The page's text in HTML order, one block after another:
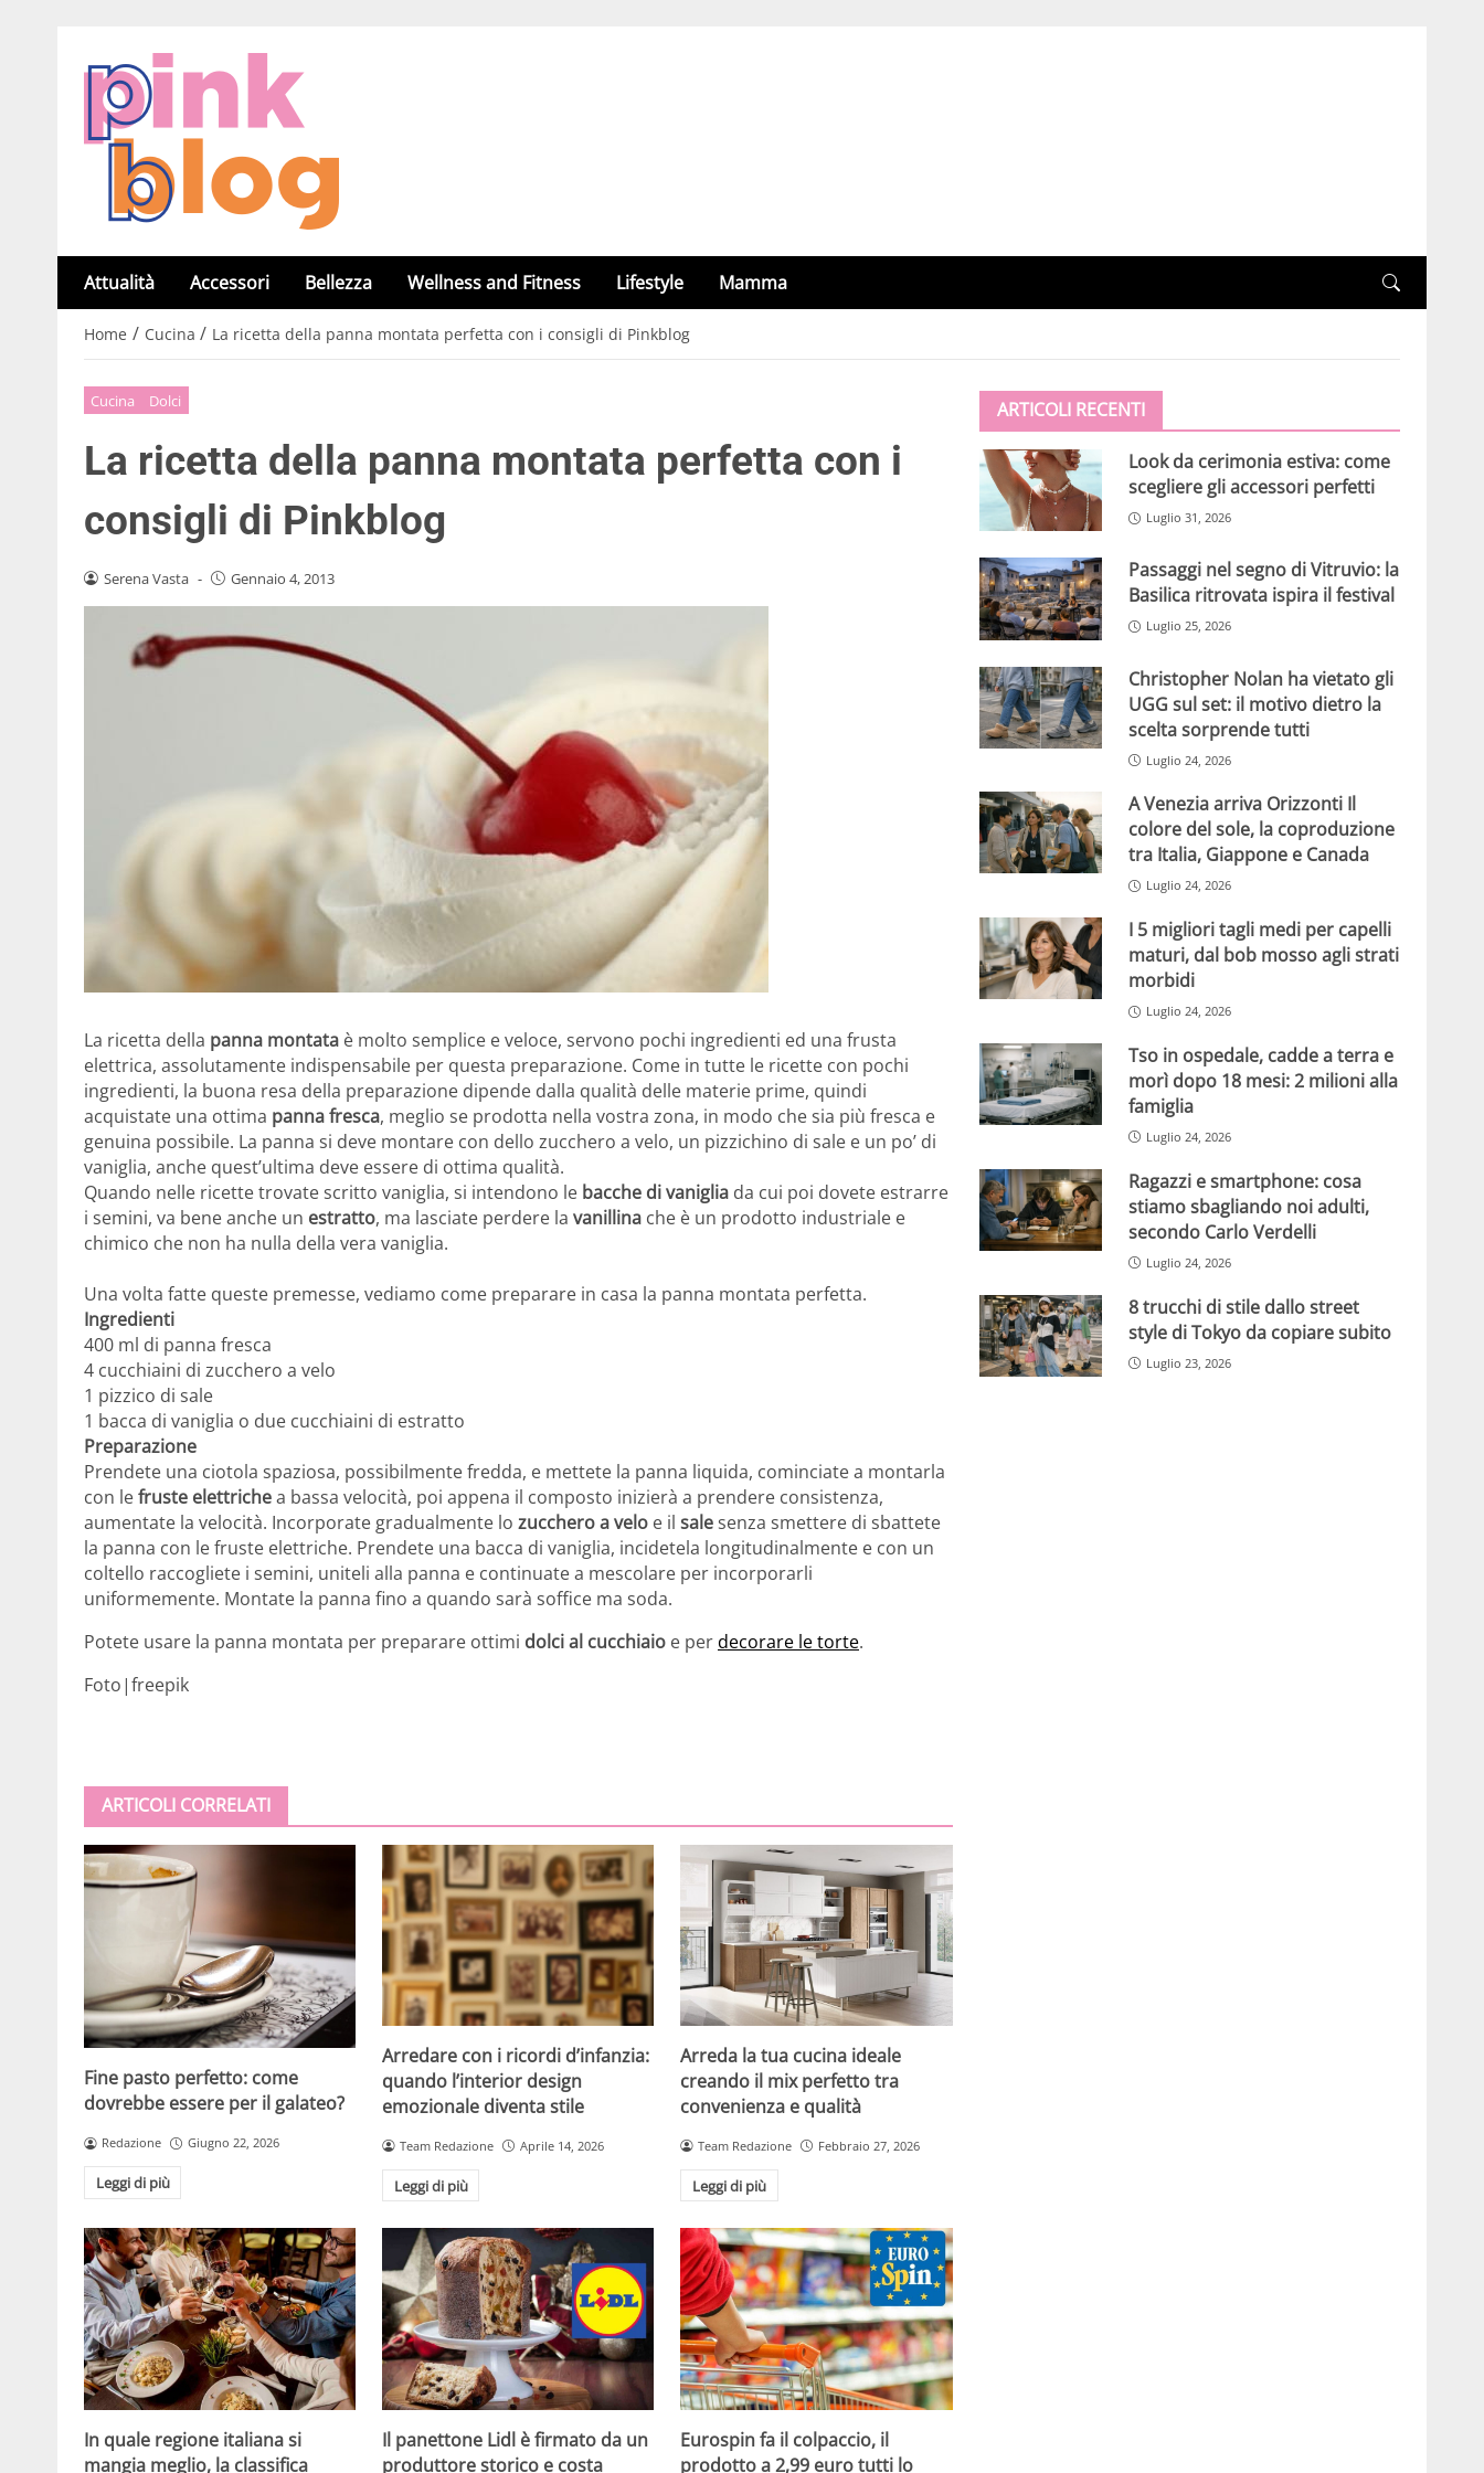
Attualità Accessori Bellezza Wellness and Fitness Lifestyle Mamma
Home / Cucina / La ricetta della panna montata perfetta con i consigli di Pinkblog
Cucina Dolci
La ricetta della panna montata perfetta con i
consigli di Pinkblog
Serena Vasta - Gennaio 4, 2013
La ricetta della panna montata è molto semplice e veloce, servono pochi ingredienti ed una frusta
elettrica, assolutamente indispensabile per questa preparazione. Come in tutte le ricette con pochi
ingredienti, la buona resa della preparazione dipende dalla qualità delle materie prime, quindi
acquistate una ottima panna fresca, meglio se prodotta nella vostra zona, in modo che sia più fresca e
genuina possibile. La panna si deve montare con dello zucchero a velo, un pizzichino di sale e un po’ di
vaniglia, anche quest’ultima deve essere di ottima qualità.
Quando nelle ricette trovate scritto vaniglia, si intendono le bacche di vaniglia da cui poi dovete estrarre
i semini, va bene anche un estratto, ma lasciate perdere la vanillina che è un prodotto industriale e
chimico che non ha nulla della vera vaniglia.
Una volta fatte queste premesse, vediamo come preparare in casa la panna montata perfetta.
Ingredienti
400 ml di panna fresca
4 cucchiaini di zucchero a velo
1 pizzico di sale
1 bacca di vaniglia o due cucchiaini di estratto
Preparazione
Prendete una ciotola spaziosa, possibilmente fredda, e mettete la panna liquida, cominciate a montarla
con lefruste elettrichea bassa velocità, poi appena il composto inizierà a prendere consistenza,
aumentate la velocità. Incorporate gradualmente lo zucchero a velo e il salesenza smettere di sbattete
la panna con le fruste elettriche. Prendete una bacca di vaniglia, incidetela longitudinalmente e con un
coltello raccogliete i semini, uniteli alla panna e continuate a mescolare per incorporarli
uniformemente. Montate la panna fino a quando sarà soffice ma soda.
Potete usare la panna montata per preparare ottimi dolci al cucchiaio e perdecorare le torte.
Foto|freepik
ARTICOLI CORRELATI
Fine pasto perfetto: come
dovrebbe essere per il galateo?
Redazione Giugno 22, 2026
Leggi di più
Arredare con i ricordi d’infanzia:
quando l’interior design
emozionale diventa stile
Team Redazione Aprile 14, 2026
Leggi di più
Arreda la tua cucina ideale
creando il mix perfetto tra
convenienza e qualità
Team Redazione Febbraio 27, 2026
Leggi di più
In quale regione italiana si
mangia meglio, la classifica
Il panettone Lidl è firmato da un
produttore storico e costa
Eurospin fa il colpaccio, il
prodotto a 2,99 euro tutti lo
ARTICOLI RECENTI
Look da cerimonia estiva: come
scegliere gli accessori perfetti
Luglio 31, 2026
Passaggi nel segno di Vitruvio: la
Basilica ritrovata ispira il festival
Luglio 25, 2026
Christopher Nolan ha vietato gli
UGG sul set: il motivo dietro la
scelta sorprende tutti
Luglio 24, 2026
A Venezia arriva Orizzonti Il
colore del sole, la coproduzione
tra Italia, Giappone e Canada
Luglio 24, 2026
I 5 migliori tagli medi per capelli
maturi, dal bob mosso agli strati
morbidi
Luglio 24, 2026
Tso in ospedale, cadde a terra e
morì dopo 18 mesi: 2 milioni alla
famiglia
Luglio 24, 2026
Ragazzi e smartphone: cosa
stiamo sbagliando noi adulti,
secondo Carlo Verdelli
Luglio 24, 2026
8 trucchi di stile dallo street
style di Tokyo da copiare subito
Luglio 23, 2026